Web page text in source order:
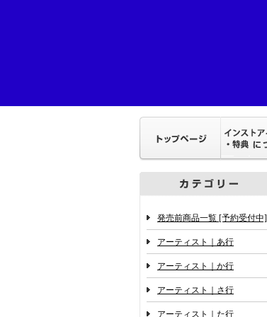
発売前商品一覧 [予約受付中]
アーティスト｜あ行
アーティスト｜か行
アーティスト｜さ行
アーティスト｜た行